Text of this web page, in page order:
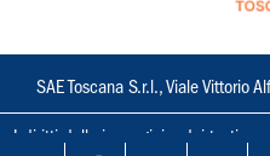
SAE Toscana S.r.l., Viale Vittorio
I diritti delle immagini e dei testi